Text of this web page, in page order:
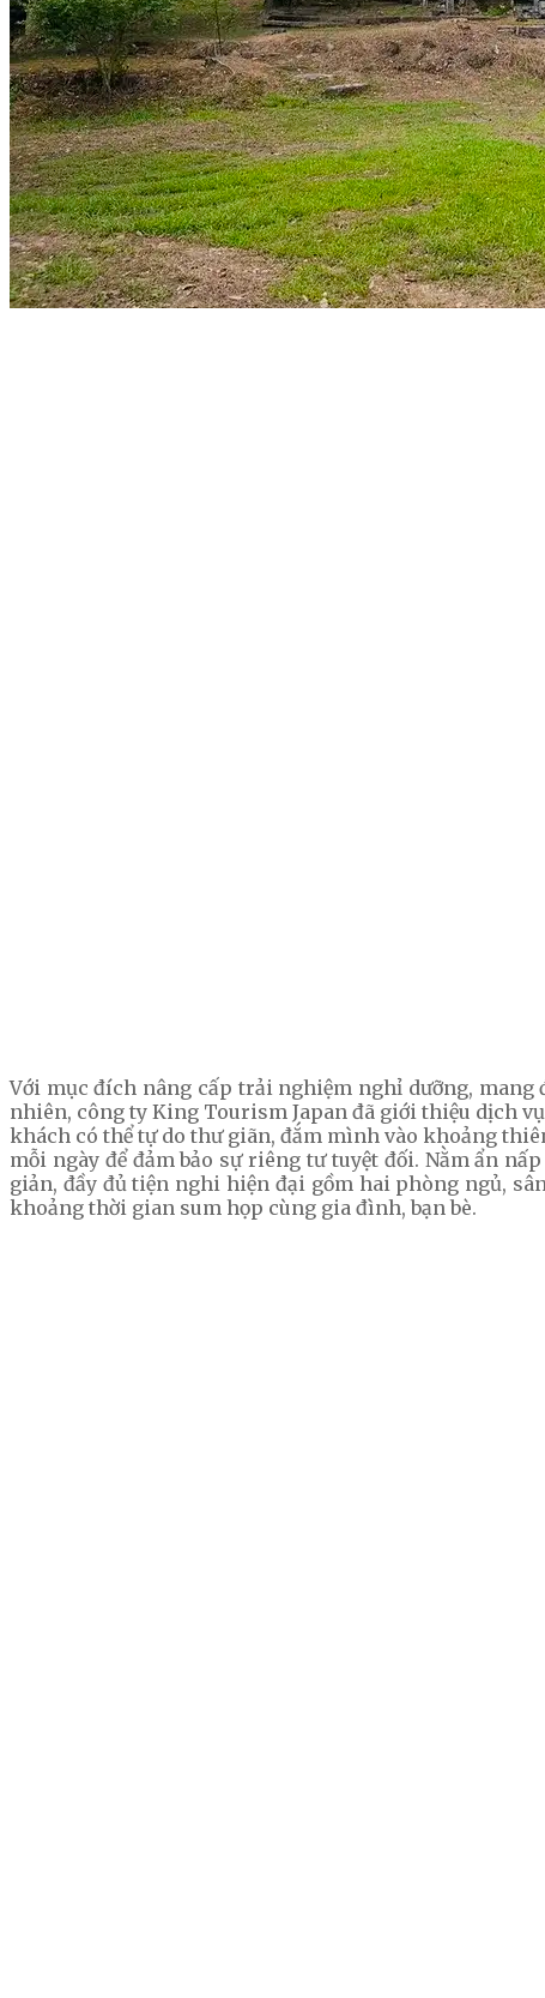
Với mục đích nâng cấp trải nghiệm nghỉ dưỡng,
nhiên, công ty King Tourism Japan đã giới thiệu dịch
khách có thể tự do thư giãn, đắm mình vào khoảng
mỗi ngày để đảm bảo sự riêng tư tuyệt đối. Nằm ẩn
giản, đầy đủ tiện nghi hiện đại gồm hai phòng ngủ,
khoảng thời gian sum họp cùng gia đình, bạn bè.